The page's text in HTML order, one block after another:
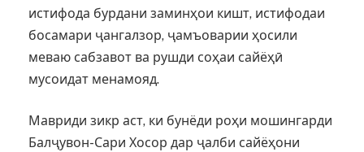
истифода бурдани заминҳои кишт, истифодаи
босамари ҷангалзор, ҷамъоварии ҳосили
меваю сабзавот ва рушди соҳаи сайёҳӣ
мусоидат менамояд.
Мавриди зикр аст, ки бунёди роҳи мошингарди
Балҷувон-Сари Хосор дар ҷалби сайёҳони